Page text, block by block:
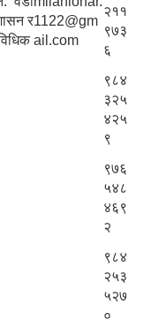
र1122@gm
ail.com
२११
९७३
६
९८४
३२५
४२५
९
९७६
५४८
४६९
२
९८४
२५३
५२७
०